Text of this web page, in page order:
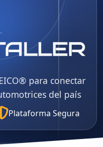
para conectar
del país
Plataforma Segura